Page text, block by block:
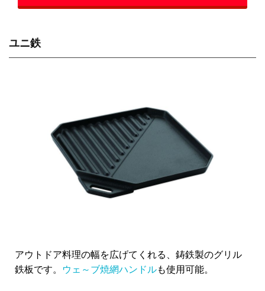
ユニ鉄
アウトドア料理の幅を広げてくれる、鋳鉄製のグリル
鉄板です。 ウェ～ブ焼網ハンドルも使用可能。